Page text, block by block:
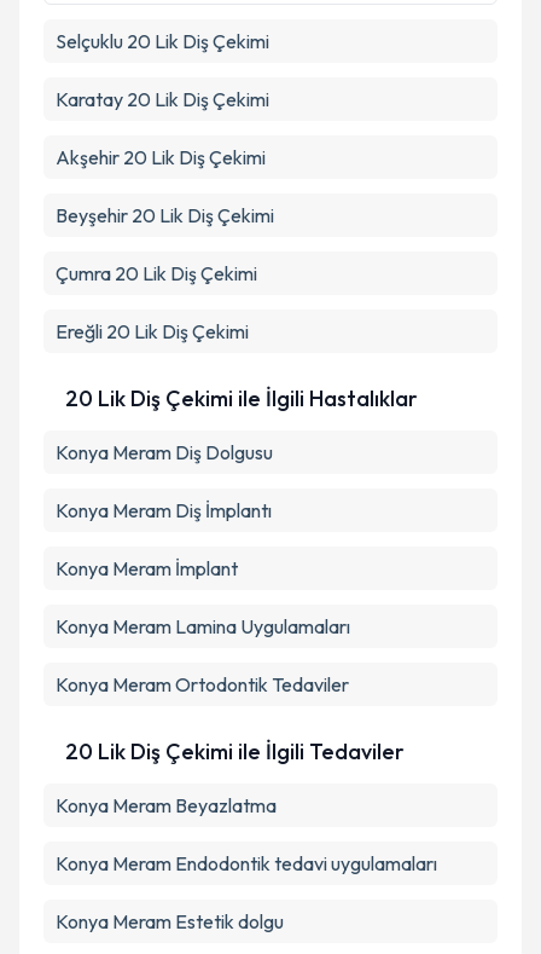
Selçuklu 20 Lik Diş Çekimi
Karatay 20 Lik Diş Çekimi
Akşehir 20 Lik Diş Çekimi
Beyşehir 20 Lik Diş Çekimi
Çumra 20 Lik Diş Çekimi
Ereğli 20 Lik Diş Çekimi
20 Lik Diş Çekimi ile İlgili Hastalıklar
Konya Meram Diş Dolgusu
Konya Meram Diş İmplantı
Konya Meram İmplant
Konya Meram Lamina Uygulamaları
Konya Meram Ortodontik Tedaviler
20 Lik Diş Çekimi ile İlgili Tedaviler
Konya Meram Beyazlatma
Konya Meram Endodontik tedavi uygulamaları
Konya Meram Estetik dolgu